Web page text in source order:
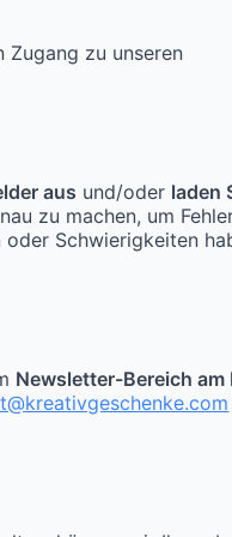
Zugang zu unseren
aus und/oder laden
zu machen, um
Schwierigkeiten
Newsletter-Bereich am